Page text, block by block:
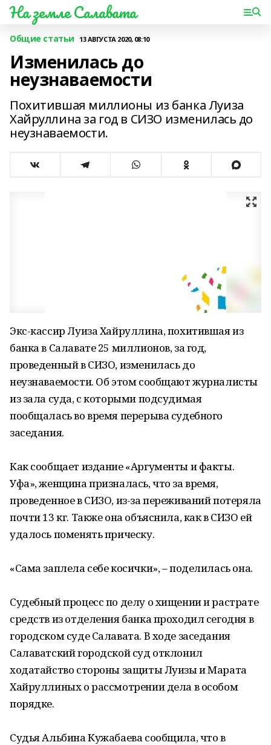
На земле Салавата
Общие статьи 13 АВГУСТА 2020, 08:10
Изменилась до
неузнаваемости
Похитившая миллионы из банка Луиза
Хайруллина за год в СИЗО изменилась до
неузнаваемости.
Экс-кассир Луиза Хайруллина, похитившая из
банка в Салавате 25 миллионов, за год,
проведенный в СИЗО, изменилась до
неузнаваемости. Об этом сообщают журналисты
из зала суда, с которыми подсудимая
пообщалась во время перерыва судебного
заседания.
Как сообщает издание «Аргументы и факты.
Уфа», женщина призналась, что за время,
проведенное в СИЗО, из-за переживаний потеряла
почти 13 кг. Также она объяснила, как в СИЗО ей
удалось поменять прическу.
«Сама заплела себе косички», – поделилась она.
Судебный процесс по делу о хищении и растрате
средств из отделения банка проходил сегодня в
городском суде Салавата. В ходе заседания
Салаватский городской суд отклонил
ходатайство стороны защиты Луизы и Марата
Хайруллиных о рассмотрении дела в особом
порядке.
Судья Альбина Кужабаева сообщила, что в